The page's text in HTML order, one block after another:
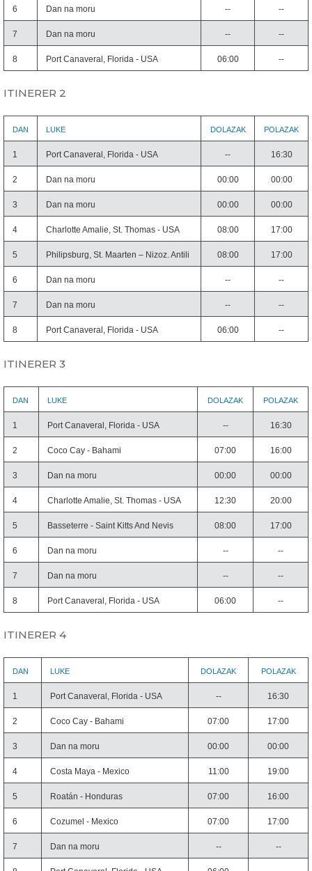
6 Dan na moru -- --
7 Dan na moru -- --
8 Port Canaveral, Florida - USA 06:00 --
ITINERER 2
DAN LUKE DOLAZAK POLAZAK
1 Port Canaveral, Florida - USA -- 16:30
2 Dan na moru 00:00 00:00
3 Dan na moru 00:00 00:00
4 Charlotte Amalie, St. Thomas - USA 08:00 17:00
5 Philipsburg, St. Maarten – Nizoz. Antili 08:00 17:00
6 Dan na moru -- --
7 Dan na moru -- --
8 Port Canaveral, Florida - USA 06:00 --
ITINERER 3
DAN LUKE DOLAZAK POLAZAK
1 Port Canaveral, Florida - USA -- 16:30
2 Coco Cay - Bahami 07:00 16:00
3 Dan na moru 00:00 00:00
4 Charlotte Amalie, St. Thomas - USA 12:30 20:00
5 Basseterre - Saint Kitts And Nevis 08:00 17:00
6 Dan na moru -- --
7 Dan na moru -- --
8 Port Canaveral, Florida - USA 06:00 --
ITINERER 4
DAN LUKE DOLAZAK POLAZAK
1 Port Canaveral, Florida - USA -- 16:30
2 Coco Cay - Bahami 07:00 17:00
3 Dan na moru 00:00 00:00
4 Costa Maya - Mexico 11:00 19:00
5 Roatán - Honduras 07:00 16:00
6 Cozumel - Mexico 07:00 17:00
7 Dan na moru -- --